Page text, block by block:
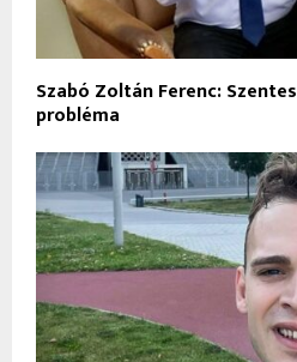
Szabó Zoltán Ferenc:
probléma